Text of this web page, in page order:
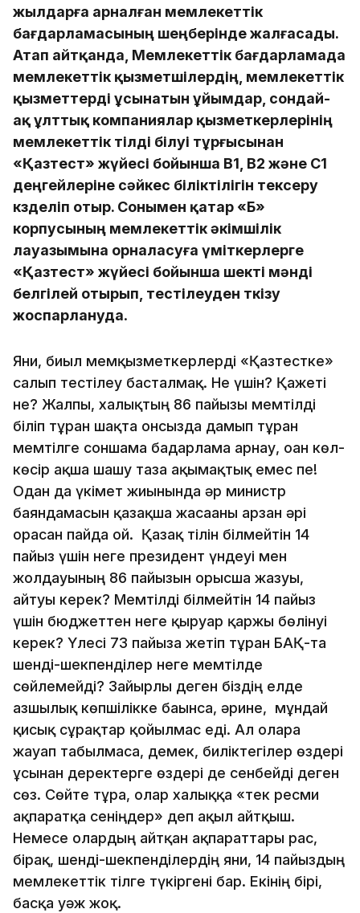
жылдарға арналған мемлекеттік
бағдарламасының шеңберінде жалғасады.
Атап айтқанда, Мемлекеттік бағдарламада
мемлекеттік қызметшілердің, мемлекеттік
қызметтерді ұсынатын ұйымдар, сондай-
ақ ұлттық компаниялар қызметкерлерінің
мемлекеттік тілді білуі тұрғысынан
«Қазтест» жүйесі бойынша В1, В2 және С1
деңгейлеріне сәйкес біліктілігін тексеру
көзделіп отыр. Сонымен қатар «Б»
корпусының мемлекеттік әкімшілік
лауазымына орналасуға үміткерлерге
«Қазтест» жүйесі бойынша шекті мәнді
белгілей отырып, тестілеуден өткізу
жоспарлануда.
Яғни, биыл мемқызметкерлерді «Қазтестке»
салып тестілеу басталмақ. Не үшін? Қажеті
не? Жалпы, халықтың 86 пайызы мемтілді
біліп тұрған шақта онсызда дамып тұрған
мемтілге соншама бағдарлама арнау, оған көл-
көсір ақша шашу таза ақымақтық емес пе!
Одан да үкімет жиынында әр министр
баяндамасын қазақша жасағаны арзан әрі
орасан пайда ғой. Қазақ тілін білмейтін 14
пайыз үшін неге президент үндеуі мен
жолдауының 86 пайызын орысша жазуы,
айтуы керек? Мемтілді білмейтін 14 пайыз
үшін бюджеттен неге қыруар қаржы бөлінуі
керек? Үлесі 73 пайызға жетіп тұрған БАҚ-та
шенді-шекпенділер неге мемтілде
сөйлемейді? Зайырлы деген біздің елде
азшылық көпшілікке бағынса, әрине, мұндай
қисық сұрақтар қойылмас еді. Ал оларға
жауап табылмаса, демек, биліктегілер өздері
ұсынған деректерге өздері де сенбейді деген
сөз. Сөйте тұра, олар халыққа «тек ресми
ақпаратқа сеніңдер» деп ақыл айтқыш.
Немесе олардың айтқан ақпараттары рас,
бірақ, шенді-шекпенділердің яғни, 14 пайыздың
мемлекеттік тілге түкіргені бар. Екінің бірі,
басқа уәж жоқ.